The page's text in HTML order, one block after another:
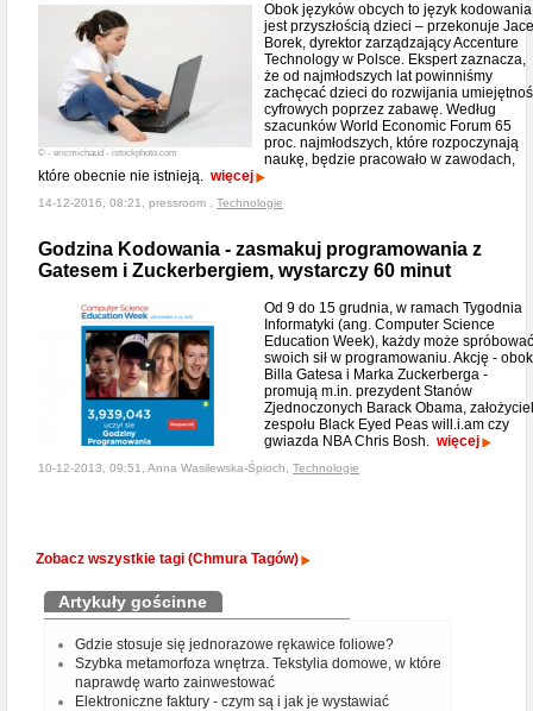
© - ericmichaud - istockphoto.com
Obok języków obcych to język kodowania
jest przyszłością dzieci – przekonuje
Borek, dyrektor zarządzający Accenture
Technology w Polsce. Ekspert zaznacza,
że od najmłodszych lat powinniśmy
zachęcać dzieci do rozwijania
cyfrowych poprzez zabawę. Według
szacunków World Economic Forum 65
proc. najmłodszych, które rozpoczynają
naukę, będzie pracowało w zawodach,
które obecnie nie istnieją. więcej
14-12-2016, 08:21, pressroom , Technologie
Godzina Kodowania - zasmakuj programowania z
Gatesem i Zuckerbergiem, wystarczy 60 minut
Od 9 do 15 grudnia, w ramach Tygodnia
Informatyki (ang. Computer Science
Education Week), każdy może spróbować
swoich sił w programowaniu. Akcję - obok
Billa Gatesa i Marka Zuckerberga -
promują m.in. prezydent Stanów
Zjednoczonych Barack Obama, założyciel
zespołu Black Eyed Peas will.i.am czy
gwiazda NBA Chris Bosh. więcej
10-12-2013, 09:51, Anna Wasilewska-Śpioch, Technologie
Zobacz wszystkie tagi (Chmura Tagów)
Artykuły gościnne
Gdzie stosuje się jednorazowe rękawice foliowe?
Szybka metamorfoza wnętrza. Tekstylia domowe, w które
naprawdę warto zainwestować
Elektroniczne faktury - czym są i jak je wystawiać